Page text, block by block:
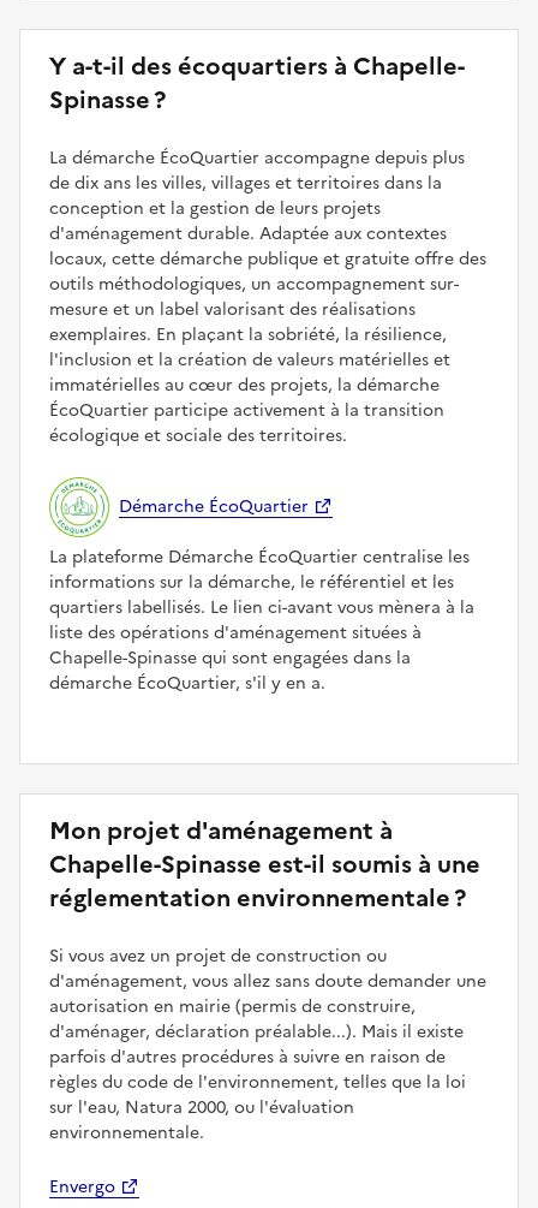
Y a-t-il des écoquartiers à Chapelle-
Spinasse ?
La démarche ÉcoQuartier accompagne depuis plus
de dix ans les villes, villages et territoires dans la
conception et la gestion de leurs projets
d'aménagement durable. Adaptée aux contextes
locaux, cette démarche publique et gratuite offre des
outils méthodologiques, un accompagnement sur-
mesure et un label valorisant des réalisations
exemplaires. En plaçant la sobriété, la résilience,
l'inclusion et la création de valeurs matérielles et
immatérielles au cœur des projets, la démarche
ÉcoQuartier participe activement à la transition
écologique et sociale des territoires.
Démarche ÉcoQuartier
La plateforme Démarche ÉcoQuartier centralise les
informations sur la démarche, le référentiel et les
quartiers labellisés. Le lien ci-avant vous mènera à la
liste des opérations d'aménagement situées à
Chapelle-Spinasse qui sont engagées dans la
démarche ÉcoQuartier, s'il y en a.
Mon projet d'aménagement à
Chapelle-Spinasse est-il soumis à une
réglementation environnementale ?
Si vous avez un projet de construction ou
d'aménagement, vous allez sans doute demander une
autorisation en mairie (permis de construire,
d'aménager, déclaration préalable...). Mais il existe
parfois d'autres procédures à suivre en raison de
règles du code de l'environnement, telles que la loi
sur l'eau, Natura 2000, ou l'évaluation
environnementale.
Envergo